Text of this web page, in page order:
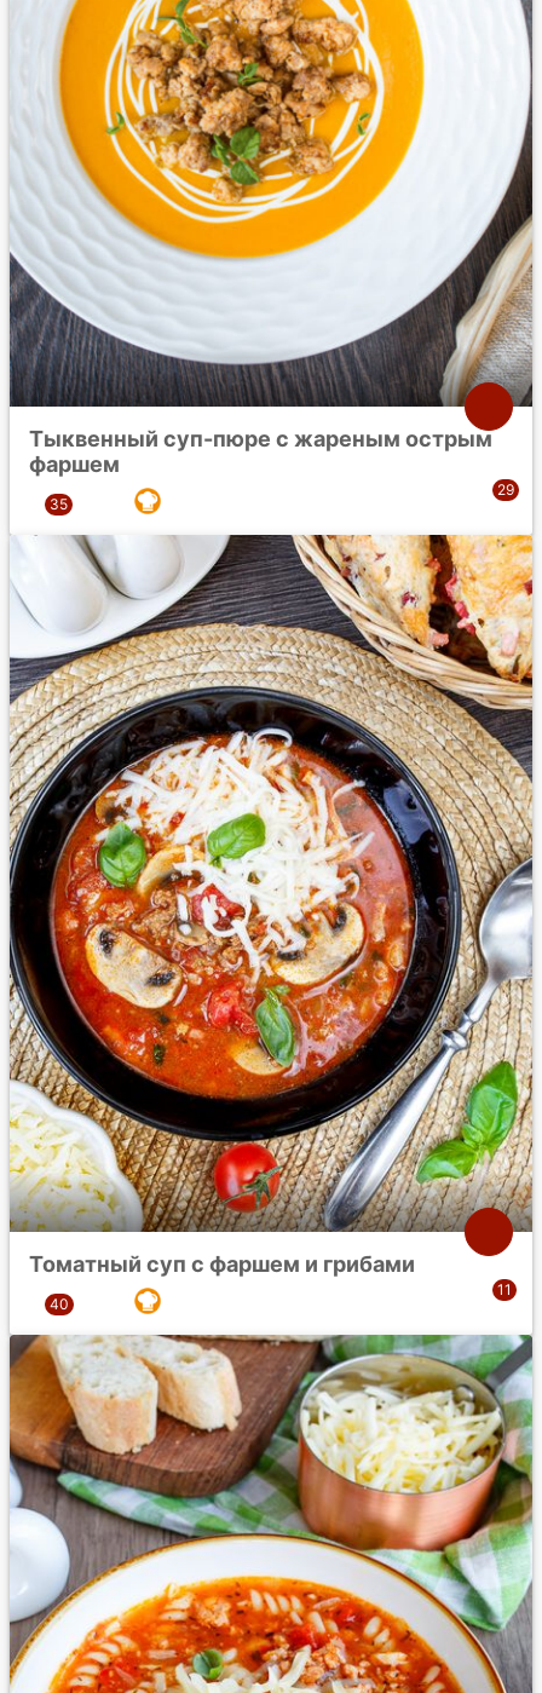
Тыквенный суп-пюре с жареным острым
фаршем
Томатный суп с фаршем и грибами